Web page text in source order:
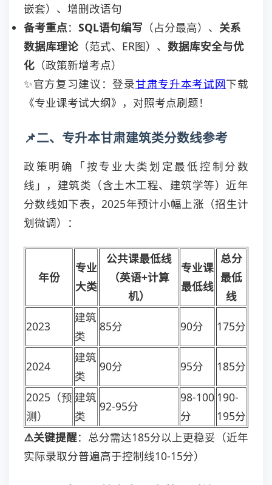
嵌套）、增删改语句
备考重点： SQL语句编写 （占分最高）、 关系
数据库理论 （范式、ER图）、 数据库安全与优
化 （政策新增考点）
✨官方复习建议：登录甘肃专升本考试网下载
《专业课考试大纲》，对照考点刷题！
📌二、专升本甘肃建筑类分数线参考
政策明确「按专业大类划定最低控制分数
线」，建筑类（含土木工程、建筑学等）近年
分数线如下表，2025年预计小幅上涨（招生计
划微调）：
年份
专业
大类
公共课最低线
（英语+计算
机）
专业课
最低线
总分
最低
线
2023
建筑
类
85分 90分 175分
2024
建筑
类
90分 95分 185分
2025（预
测）
建筑
类
92-95分
98-100
分
190-
195分
⚠️关键提醒：总分需达185分以上更稳妥（近年
实际录取分普遍高于控制线10-15分）